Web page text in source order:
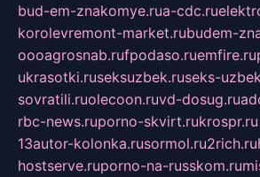
bud-em-znakomye.rua-cdc.ru
korolevremont-market.rubudem-
oooagrosnab.rufpodaso.ruemfire.ru
ukrasotki.ruseksuzbek.ruseks-
sovratili.ruolecoon.ruvd-dosug.ru
rbc-news.ruporno-skvirt.rukrospr.ru
13autor-kolonka.rusormol.ru2rich.ru
hostserve.ruporno-na-russkom.ru